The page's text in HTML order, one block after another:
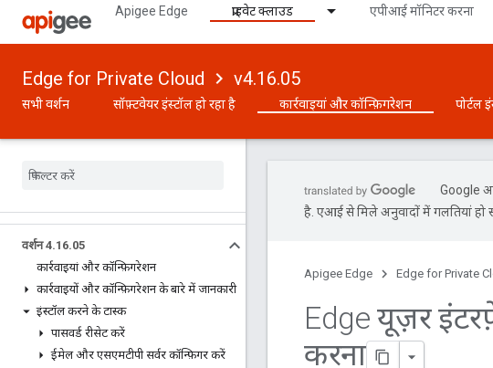
Apigee Edge प्राइवेट क्लाउड एपीआई मॉनिटर करना
Edge for Private Cloud v4.16.05
सभी वर्शन सॉफ़्टवेयर इंस्टॉल हो रहा है कार्रवाइयां और कॉन्फ़िगरेशन पोर्टल
वर्शन 4.16.05
कार्रवाइयां और कॉन्फ़िगरेशन
कार्रवाइयों और कॉन्फ़िगरेशन के बारे में जानकारी
इंस्टॉल करने के टास्क
पासवर्ड रीसेट करें
ईमेल और एसएमटीपी सर्वर कॉन्फ़िगर करें
Google
है. एआई से मिले अनुवादों में गलतियां हो
Apigee Edge Edge for Private
Edge यूज़र
करना